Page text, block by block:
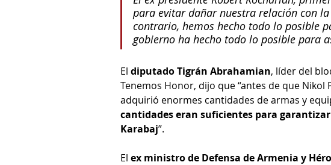
para evitar dañar nuestra relación con la
contrario, hemos hecho todo lo posible
gobierno ha hecho todo lo posible para
El diputado Tigrán Abrahamian, líder del
Tenemos Honor, dijo que “antes de que
adquirió enormes cantidades de armas y
cantidades eran suficientes para
Karabaj”.
El ex ministro de Defensa de Armenia y